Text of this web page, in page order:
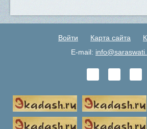
Войти Карта сайта
E-mail: